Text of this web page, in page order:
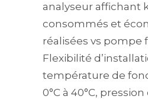
analyseur affichant
consommés et
réalisées vs pompe
Flexibilité
température de
0°C à 40°C,